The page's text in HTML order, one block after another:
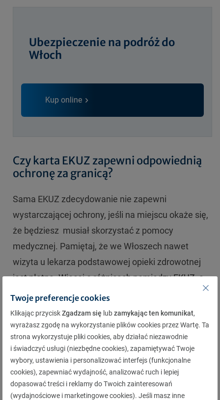
Ubezpieczenie na podróż do
Włoch
Kup online
Czy karta EKUZ zapewni odpowiednią
ochronę za granicą?
Sama EKUZ zdecydowanie nie zapewni
wystarczającej ochrony, jeśli na miejscu okaże się,
że będziesz musiał skorzystać z pomocy
medycznej. Pamiętaj, że we Włoszech nawet
wizyta u lekarza podstawowej opieki zdrowotnej
jest płatna. Więcej o różnicach pomiędzy EKUZ, a
ubezpieczeniem turystycznym Warta Travel
przeczytasz w naszym artykule – „
Jaka jest
różnica między ubezpieczeniem Warta Travel a
Europejską Kartą Ubezpieczenia Zdrowotnego
(EKUZ)?
Twoje preferencje cookies
Klikając przyciskZgadzam się lubzamykając ten komunikat,
wyrażasz zgodę na wykorzystanie plików cookies przez Wartę. Ta
strona wykorzystuje pliki cookies, aby działać niezawodnie
i świadczyć usługi (niezbędne cookies), zapamiętywać Twoje
wybory, ustawienia i personalizować interfejs (funkcjonalne
cookies), zapewniać wydajność, analizować ruch i lepiej
dopasować treści i reklamy do Twoich zainteresowań
(wydajnościowe i marketingowe cookies). Jeśli masz inne